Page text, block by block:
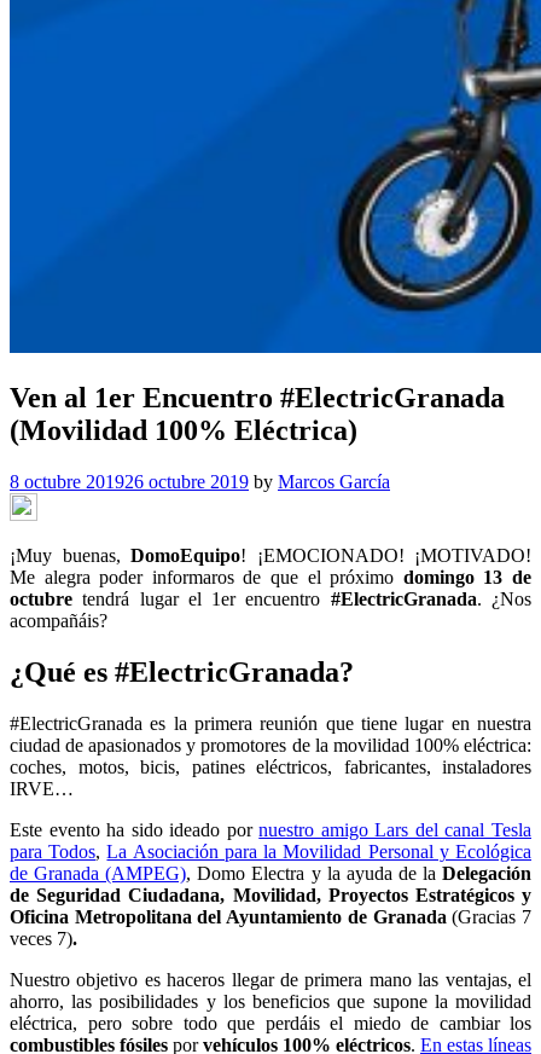
Ven al 1er Encuentro #ElectricGranada
(Movilidad 100% Eléctrica)
8 octubre 201926 octubre 2019 by Marcos García
¡Muy buenas, DomoEquipo! ¡EMOCIONADO! ¡MOTIVADO!
Me alegra poder informaros de que el próximo domingo 13 de
octubre tendrá lugar el 1er encuentro #ElectricGranada. ¿Nos
acompañáis?
¿Qué es #ElectricGranada?
#ElectricGranada es la primera reunión que tiene lugar en nuestra
ciudad de apasionados y promotores de la movilidad 100% eléctrica:
coches, motos, bicis, patines eléctricos, fabricantes, instaladores
IRVE…
Este evento ha sido ideado pornuestro amigo Lars del canal Tesla
para Todos,La Asociación para la Movilidad Personal y Ecológica
de Granada (AMPEG), Domo Electra y la ayuda de laDelegación
de Seguridad Ciudadana, Movilidad, Proyectos Estratégicos y
Oficina Metropolitana del Ayuntamiento de Granada(Gracias 7
veces 7).
Nuestro objetivo es haceros llegar de primera mano las ventajas, el
ahorro, las posibilidades y los beneficios que supone la movilidad
eléctrica, pero sobre todo que perdáis el miedo de cambiar los
combustibles fósiles porvehículos 100% eléctricos. En estas líneas